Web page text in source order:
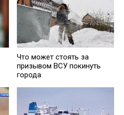
Что может стоять за
призывом ВСУ покинуть
города